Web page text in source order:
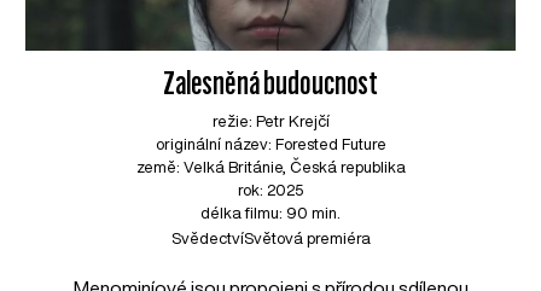
Zalesněná budoucnost
režie: Petr Krejčí
originální název: Forested Future
země: Velká Británie, Česká republika
rok: 2025
délka filmu: 90 min.
SvědectvíSvětová premiéra